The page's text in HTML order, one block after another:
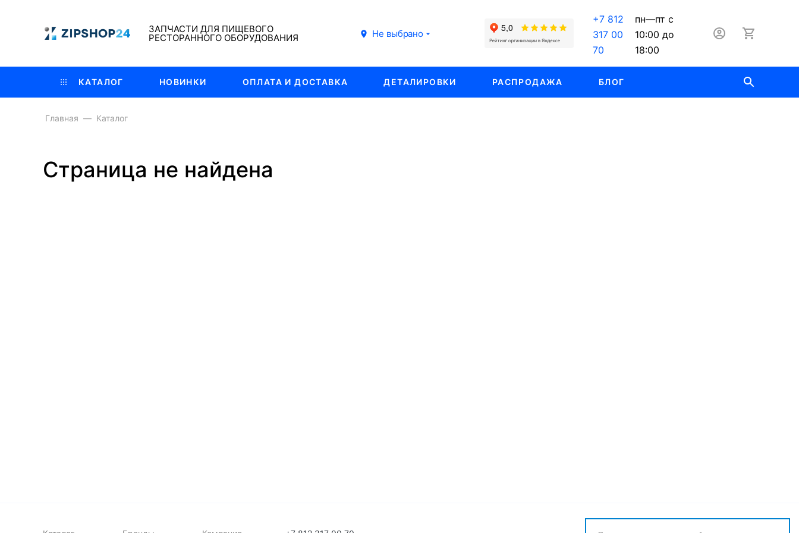
ЗАПЧАСТИ ДЛЯ ПИЩЕВОГО
РЕСТОРАННОГО ОБОРУДОВАНИЯ Не выбрано
+7 812
317 00
70
пн—пт с
10:00 до
18:00
КАТАЛОГ НОВИНКИ ОПЛАТА И ДОСТАВКА ДЕТАЛИРОВКИ РАСПРОДАЖА БЛОГ
Главная Каталог
Страница не найдена